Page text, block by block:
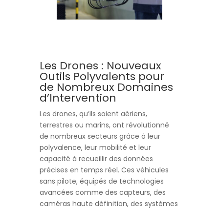
Les Drones : Nouveaux
Outils Polyvalents pour
de Nombreux Domaines
d’Intervention
Les drones, qu’ils soient aériens,
terrestres ou marins, ont révolutionné
de nombreux secteurs grâce à leur
polyvalence, leur mobilité et leur
capacité à recueillir des données
précises en temps réel. Ces véhicules
sans pilote, équipés de technologies
avancées comme des capteurs, des
caméras haute définition, des systèmes